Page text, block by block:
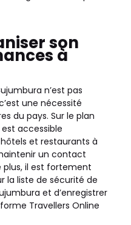
son
à
n’est pas
une nécessité
du pays. Sur le plan
accessible
et restaurants à
un contact
plus, il est fortement
la liste de sécurité de
et d’enregistrer
Travellers Online